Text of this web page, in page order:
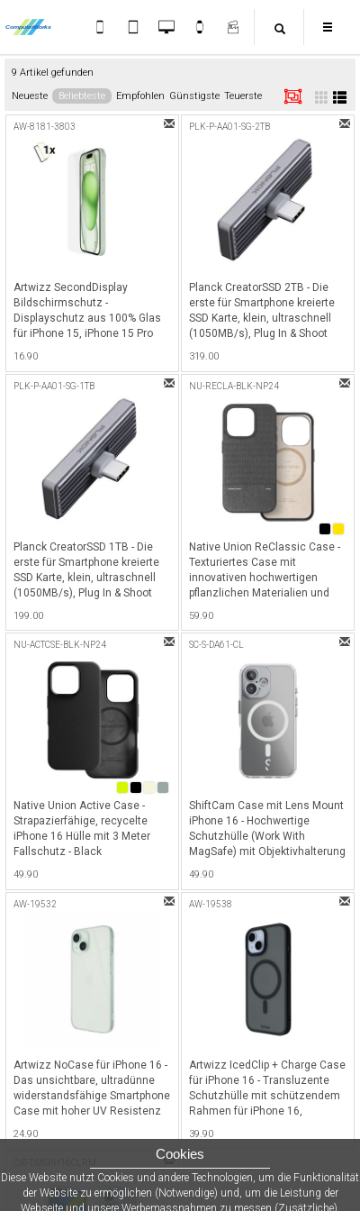
9 Artikel gefunden
Neueste Beliebteste Empfohlen Günstigste Teuerste
AW-8181-3803
Artwizz SecondDisplay
Bildschirmschutz -
Displayschutz aus 100% Glas
für iPhone 15, iPhone 15 Pro
16.90
PLK-P-AA01-SG-2TB
Planck CreatorSSD 2TB - Die
erste für Smartphone kreierte
SSD Karte, klein, ultraschnell
(1050MB/s), Plug In & Shoot
319.00
PLK-P-AA01-SG-1TB
Planck CreatorSSD 1TB - Die
erste für Smartphone kreierte
SSD Karte, klein, ultraschnell
(1050MB/s), Plug In & Shoot
1TB Speicher - Grau
199.00
NU-RECLA-BLK-NP24
Native Union ReClassic Case -
Texturiertes Case mit
innovativen hochwertigen
pflanzlichen Materialien und
iPhone 16, kompatibel mit
MagSafe - Black
59.90
NU-ACTCSE-BLK-NP24
Native Union Active Case -
Strapazierfähige, recycelte
iPhone 16 Hülle mit 3 Meter
Fallschutz - Black
49.90
SC-S-DA61-CL
ShiftCam Case mit Lens Mount
iPhone 16 - Hochwertige
Schutzhülle (Work With
MagSafe) mit Objektivhalterung
49.90
AW-19532
Artwizz NoCase für iPhone 16 -
Das unsichtbare, ultradünne
widerstandsfähige Smartphone
Case mit hoher UV Resistenz
24.90
AW-19538
Artwizz IcedClip + Charge Case
für iPhone 16 - Transluzente
Schutzhülle mit schützendem
Rahmen für iPhone 16,
Black
39.90
Cookies
Diese Website nutzt Cookies und andere Technologien, um die Funktionalität
der Website zu ermöglichen (Notwendige) und, um die Leistung der
Webseite und unsere Werbemassnahmen zu messen (Zusätzliche).